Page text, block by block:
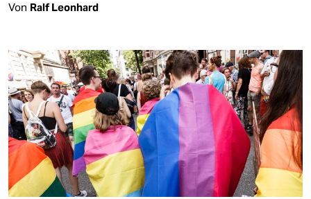
Von Ralf Leonhard